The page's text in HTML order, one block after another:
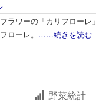
ラワーの「カリフロー
ローレ。 ……続きを読む
野菜統計